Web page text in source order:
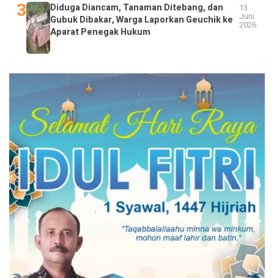
Diduga Diancam, Tanaman Ditebang, dan
Gubuk Dibakar, Warga Laporkan Geuchik ke
Aparat Penegak Hukum
13
Juni
2026